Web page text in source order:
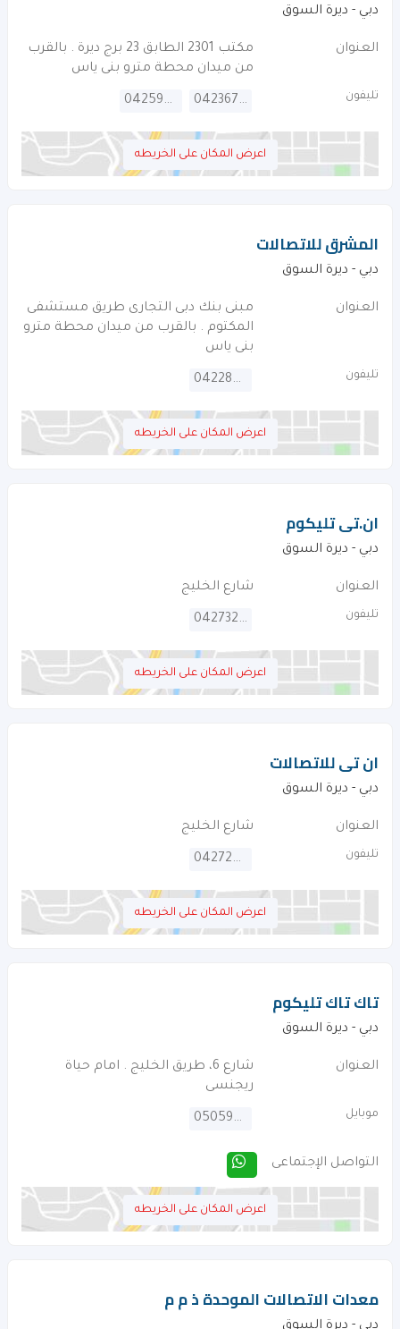
دبي - ديرة السوق
العنوان
مكتب 2301 الطابق 23 برج ديرة . بالقرب
من ميدان محطة مترو بنى ياس
تليفون 042367947
042594275
اعرض المكان على الخريطه
المشرق للاتصالات
دبي - ديرة السوق
العنوان
مبنى بنك دبى التجارى طريق مستشفى
المكتوم . بالقرب من ميدان محطة مترو
بنى ياس
تليفون 042282447
اعرض المكان على الخريطه
ان.تى تليكوم
دبي - ديرة السوق
العنوان شارع الخليج
تليفون 042732012
اعرض المكان على الخريطه
ان تى للاتصالات
دبي - ديرة السوق
العنوان شارع الخليج
تليفون 042725506
اعرض المكان على الخريطه
تاك تاك تليكوم
دبي - ديرة السوق
العنوان
شارع 6، طريق الخليج . امام حياة
ريجنسى
موبايل 0505973346
التواصل الإجتماعى
اعرض المكان على الخريطه
معدات الاتصالات الموحدة ذ م م